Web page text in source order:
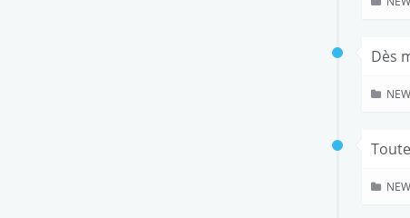
Dès